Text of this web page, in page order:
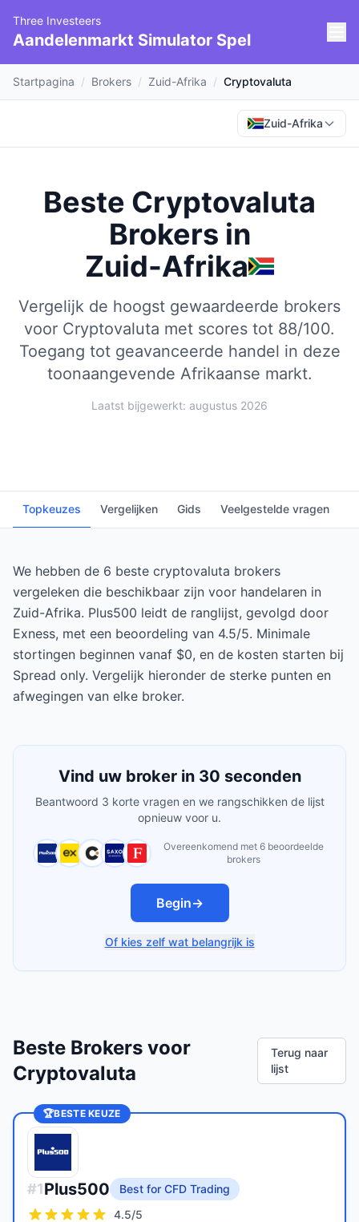
Three Investeers
Aandelenmarkt Simulator Spel
Startpagina / Brokers / Zuid-Afrika / Cryptovaluta
Zuid-Afrika
Beste Cryptovaluta
Brokers in
Zuid-Afrika
Vergelijk de hoogst gewaardeerde brokers
voor Cryptovaluta met scores tot 88/100.
Toegang tot geavanceerde handel in deze
toonaangevende Afrikaanse markt.
Laatst bijgewerkt: augustus 2026
Topkeuzes Vergelijken Gids Veelgestelde vragen
We hebben de 6 beste cryptovaluta brokers
vergeleken die beschikbaar zijn voor handelaren in
Zuid-Afrika. Plus500 leidt de ranglijst, gevolgd door
Exness, met een beoordeling van 4.5/5. Minimale
stortingen beginnen vanaf $0, en de kosten starten bij
Spread only. Vergelijk hieronder de sterke punten en
afwegingen van elke broker.
Vind uw broker in 30 seconden
Beantwoord 3 korte vragen en we rangschikken de lijst
opnieuw voor u.
Overeenkomend met 6 beoordeelde
brokers
Begin→
Of kies zelf wat belangrijk is
Beste Brokers voor
Cryptovaluta
Terug naar
lijst
🏆BESTE KEUZE
#1Plus500
Best for CFD Trading
4.5/5